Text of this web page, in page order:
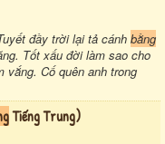
đầy trời lại tả cánh bằng
Tốt xấu đời làm sao cho
vắng. Cố quên anh trong
Tiếng Trung)